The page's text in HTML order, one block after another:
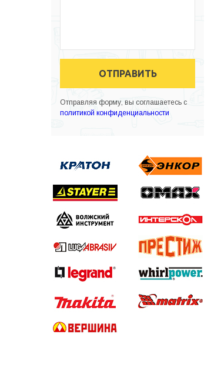
ОТПРАВИТЬ
Отправляя форму, вы соглашаетесь с
политикой конфиденциальности